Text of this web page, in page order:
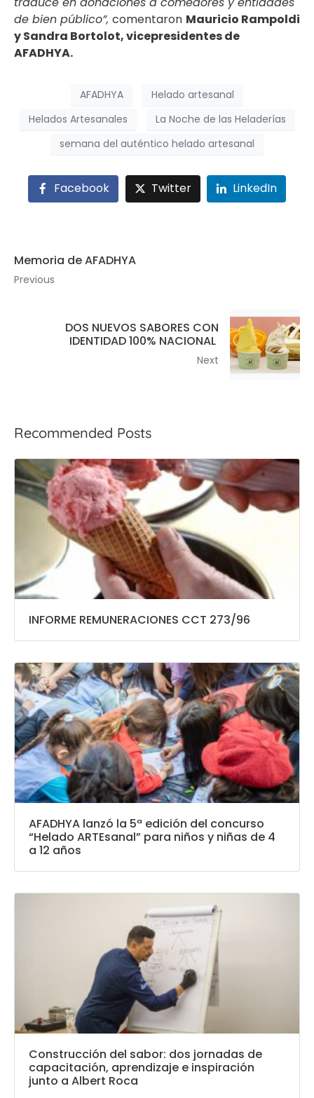
de bien público”, comentaron Mauricio Rampoldi
y Sandra Bortolot, vicepresidentes de
AFADHYA.
AFADHYA
Helado artesanal
Helados Artesanales
La Noche de las Heladerías
semana del auténtico helado artesanal
Facebook Twitter LinkedIn
Memoria de AFADHYA
Previous
DOS NUEVOS SABORES CON
IDENTIDAD 100% NACIONAL
Next
Recommended Posts
INFORME REMUNERACIONES CCT 273/96
AFADHYA lanzó la 5ª edición del concurso
“Helado ARTEsanal” para niños y niñas de 4
a 12 años
Construcción del sabor: dos jornadas de
capacitación, aprendizaje e inspiración
junto a Albert Roca